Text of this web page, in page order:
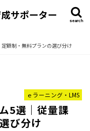
search
額制・無料プランの選び分け
ｅラーニング・LMS
5選｜従量課
び分け